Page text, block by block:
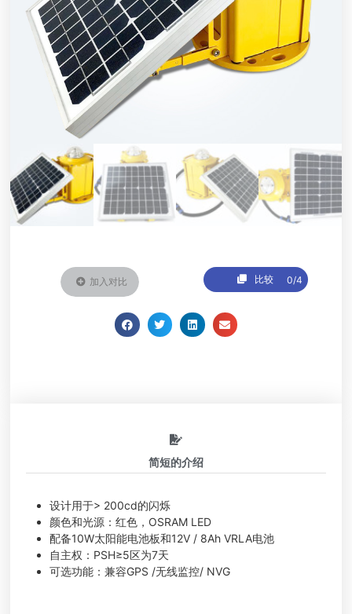
加入对比 比较 0/4
简短的介绍
设计用于> 200cd的闪烁
颜色和光源：红色，OSRAM LED
配备10W太阳能电池板和12V / 8Ah VRLA电池
自主权：PSH≥5区为7天
可选功能：兼容GPS /无线监控/ NVG